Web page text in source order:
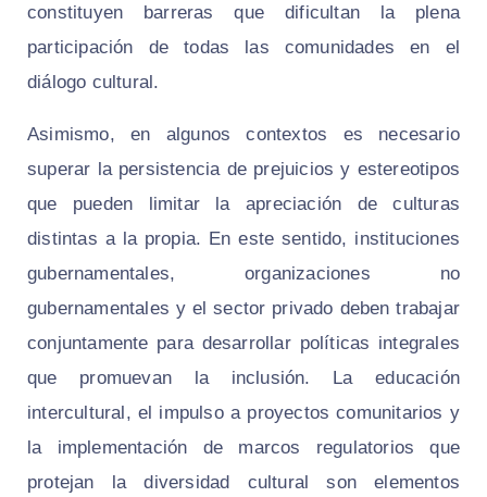
constituyen barreras que dificultan la plena
participación de todas las comunidades en el
diálogo cultural.
Asimismo, en algunos contextos es necesario
superar la persistencia de prejuicios y estereotipos
que pueden limitar la apreciación de culturas
distintas a la propia. En este sentido, instituciones
gubernamentales, organizaciones no
gubernamentales y el sector privado deben trabajar
conjuntamente para desarrollar políticas integrales
que promuevan la inclusión. La educación
intercultural, el impulso a proyectos comunitarios y
la implementación de marcos regulatorios que
protejan la diversidad cultural son elementos